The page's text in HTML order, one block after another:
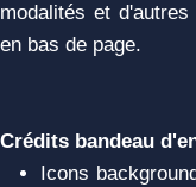
modalités et
en bas de page.
Crédits bandeau
Icons